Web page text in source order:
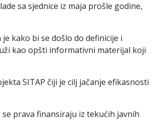
sa sjednice iz maja prošle godine,
kako bi se došlo do definicije i
kao opšti informativni materijal koji
SITAP čiji je cilj jačanje efikasnosti
prava finansiraju iz tekućih javnih